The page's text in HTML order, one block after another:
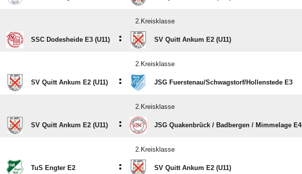
2.Kreisklasse
SSC Dodesheide E3 (U11) : SV Quitt Ankum E2 (U11)
2.Kreisklasse
SV Quitt Ankum E2 (U11) : JSG Fuerstenau/​Schwagstorf/​Hollenstede E3
2.Kreisklasse
SV Quitt Ankum E2 (U11) : JSG Quakenbrück /​ Badbergen /​ Mimmelage E4
2.Kreisklasse
TuS Engter E2 : SV Quitt Ankum E2 (U11)